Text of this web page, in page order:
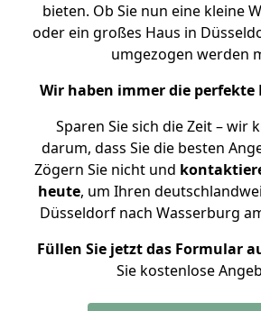
bieten. Ob Sie nun eine kleine
oder ein großes Haus in
umgezogen werden
Wir haben immer die perfekte
Sparen Sie sich die Zeit – wir
darum, dass Sie die besten
Zögern Sie nicht und
heute, um Ihren
Düsseldorf nach Wasserburg
Füllen Sie jetzt das Formular
Sie kostenlose